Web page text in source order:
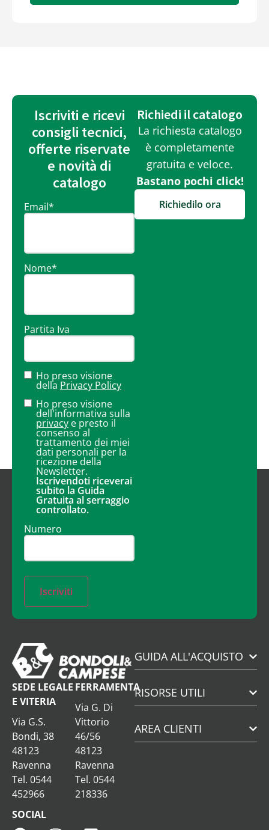
Iscriviti e ricevi
consigli tecnici,
offerte riservate
e novità di
catalogo
Email*
Nome*
Partita Iva
Ho preso visione
della Privacy Policy
Ho preso visione
dell'informativa sulla
privacy e presto il
consenso al
trattamento dei miei
dati personali per la
ricezione della
Newsletter.
Iscrivendoti riceverai
subito la Guida
Gratuita al serraggio
controllato.
Numero
Iscriviti
Richiedi il catalogo
La richiesta catalogo
è completamente
gratuita e veloce.
Bastano pochi click!
Richiedilo ora
SEDE LEGALE
E VITERIA
Via G.S.
Bondi, 38
48123
Ravenna
Tel. 0544
452966
FERRAMENTA
Via G. Di
Vittorio
46/56
48123
Ravenna
Tel. 0544
218336
SOCIAL
GUIDA ALL'ACQUISTO
RISORSE UTILI
AREA CLIENTI